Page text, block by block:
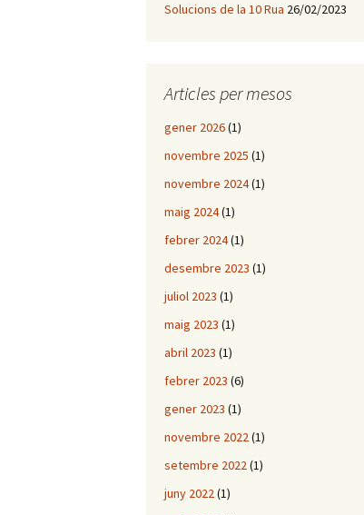
Solucions de la 10 Rua 26/02/2023
Articles per mesos
gener 2026(1)
novembre 2025 (1)
novembre 2024(1)
maig 2024(1)
febrer 2024(1)
desembre 2023 (1)
juliol 2023 (1)
maig 2023 (1)
abril 2023 (1)
febrer 2023 (6)
gener 2023 (1)
novembre 2022(1)
setembre 2022(1)
juny 2022(1)